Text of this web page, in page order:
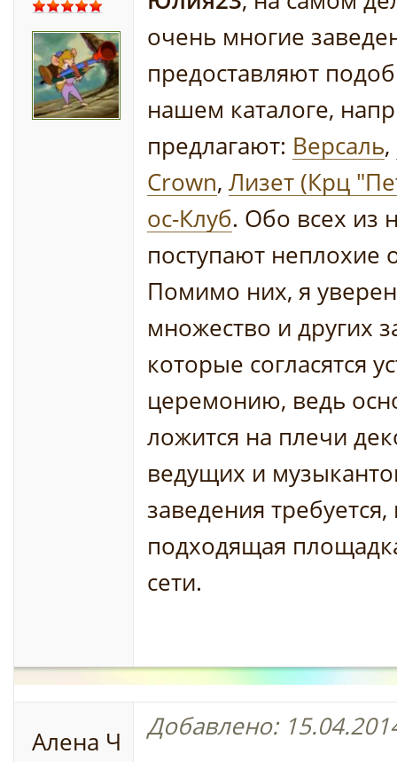
очень многие
предоставляют
нашем каталоге,
предлагают: Версаль,
Crown, Лизет (Крц
ос-Клуб. Обо всех из
поступают неплохие
Помимо них, я
множество и других
которые согласятся
церемонию, ведь
ложится на плечи
ведущих и
заведения требуется,
подходящая
сети.
Алена Ч
Добавлено: